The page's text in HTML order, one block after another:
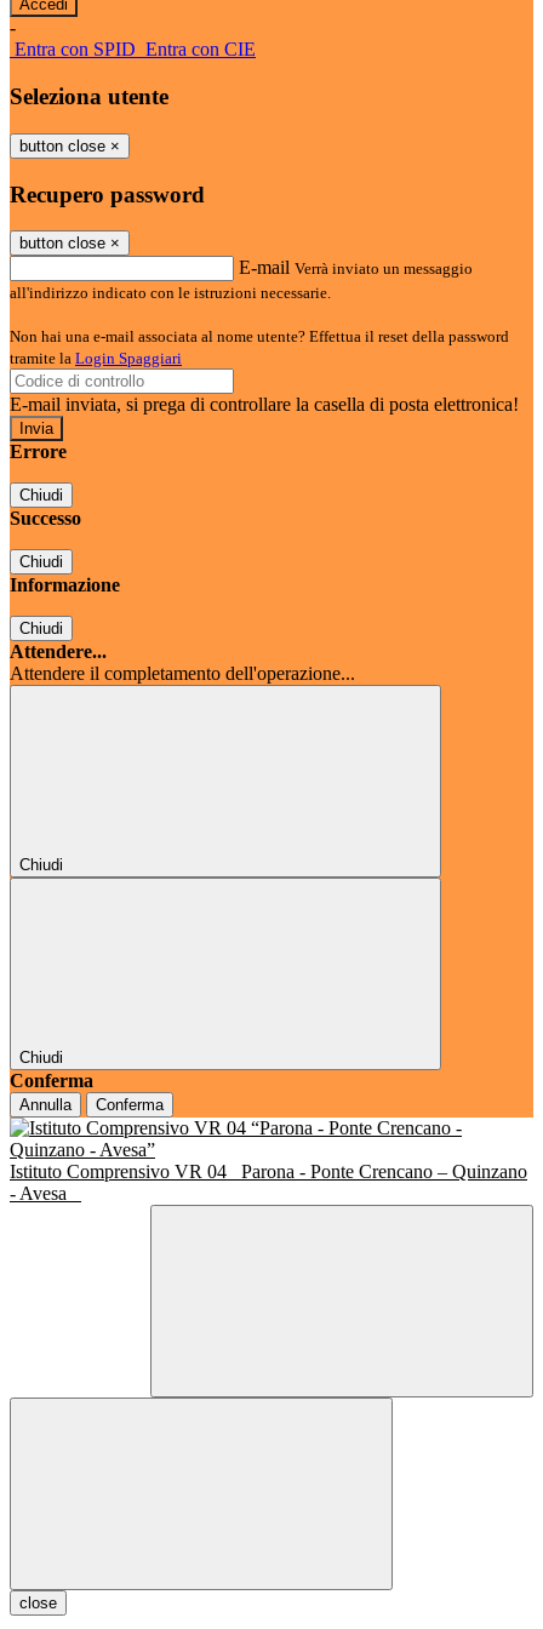
-
Entra con SPID Entra con CIE
Seleziona utente
button close ×
Recupero password
button close ×
E-mail Verrà inviato un messaggio
all'indirizzo indicato con le istruzioni necessarie.
Non hai una e-mail associata al nome utente? Effettua il reset della password
tramite la Login Spaggiari
E-mail inviata, si prega di controllare la casella di posta elettronica!
Errore
Chiudi
Successo
Chiudi
Informazione
Chiudi
Attendere...
Attendere il completamento dell'operazione...
Chiudi
Chiudi
Conferma
Annulla Conferma
Istituto Comprensivo VR 04
Parona - Ponte Crencano – Quinzano
- Avesa
close